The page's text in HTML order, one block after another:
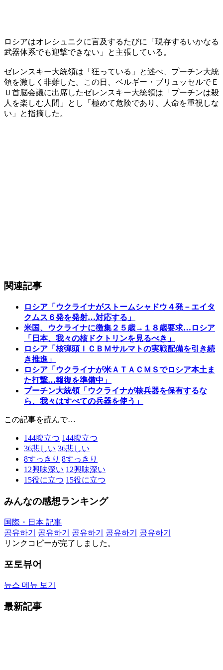
ロシアはオレシュニクに言及するたびに「現存するいかなる
武器体系でも迎撃できない」と主張している。
ゼレンスキー大統領は「狂っている」と述べ、プーチン大統
領を激しく非難した。この日、ベルギー・ブリュッセルでＥ
Ｕ首脳会議に出席したゼレンスキー大統領は「プーチンは殺
人を楽しむ人間」とし「極めて危険であり、人命を重視しな
い」と指摘した。
関連記事
ロシア「ウクライナがストームシャドウ４発－エイタ
クムス６発を発射…対応する」
米国、ウクライナに徴集２５歳→１８歳要求…ロシア
「日本、我々の核ドクトリンを見るべき」
ロシア「核弾頭ＩＣＢＭサルマトの実戦配備を引き続
き推進」
ロシア「ウクライナが米ＡＴＡＣＭＳでロシア本土ま
た打撃…報復を準備中」
プーチン大統領「ウクライナが核兵器を保有するな
ら、我々はすべての兵器を使う」
この記事を読んで…
144腹立つ 144腹立つ
36悲しい 36悲しい
8すっきり 8すっきり
12興味深い 12興味深い
15役に立つ 15役に立つ
みんなの感想ランキング
国際・日本 記事
공유하기
공유하기 공유하기 공유하기
공유하기
リンクコピーが完了しました。
포토뷰어
뉴스 메뉴 보기
最新記事